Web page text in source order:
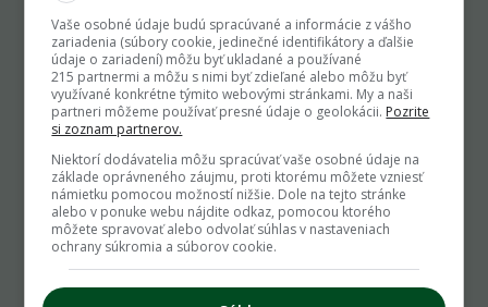
Komu môžeš napísať
info@zahrada.sk
Nahlás chybu
Mám otázku na admina
Užitočné odkazy
Podmienky používania
Cookie pravidlá
Vaše osobné údaje budú spracúvané a informácie z vášho
zariadenia (súbory cookie, jedinečné identifikátory a ďalšie
údaje o zariadení) môžu byť ukladané a používané
215 partnermi a môžu s nimi byť zdieľané alebo môžu byť
využívané konkrétne týmito webovými stránkami. My a naši
partneri môžeme používať presné údaje o geolokácii. Pozrite
si zoznam partnerov.
Niektorí dodávatelia môžu spracúvať vaše osobné údaje na
základe oprávneného záujmu, proti ktorému môžete vzniesť
námietku pomocou možností nižšie. Dole na tejto stránke
alebo v ponuke webu nájdite odkaz, pomocou ktorého
môžete spravovať alebo odvolať súhlas v nastaveniach
ochrany súkromia a súborov cookie.